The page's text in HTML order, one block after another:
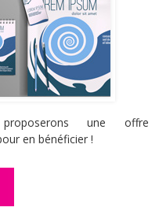
une offre
en bénéficier !